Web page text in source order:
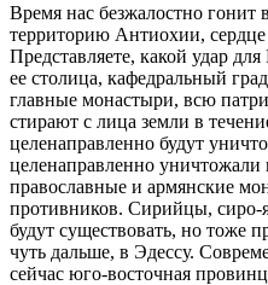
Время нас безжалостно гонит
территорию Антиохии,
Представляете, какой удар
ее столица, кафедральный
главные монастыри, всю
стирают с лица земли в
целенаправленно будут
целенаправленно уничтожали
православные и армянские
противников. Сирийцы, сиро-
будут существовать, но тоже
чуть дальше, в Эдессу.
сейчас юго-восточная